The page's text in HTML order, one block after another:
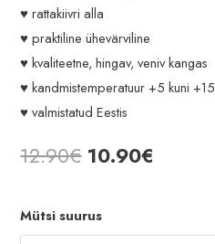
♥ rattakiivri alla
♥ praktiline ühevärviline
♥ kvaliteetne, hingav, veniv kangas
♥ kandmistemperatuur +5 kuni +15
♥ valmistatud Eestis
12.90€ Algne
oli:
10.90€
on:
Mütsi suurus